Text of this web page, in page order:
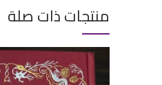
منتجات ذات صلة